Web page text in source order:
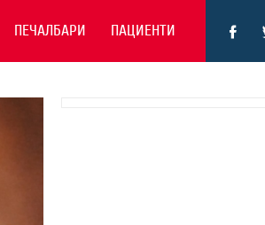
ПЕЧАЛБАРИ ПАЦИЕНТИ